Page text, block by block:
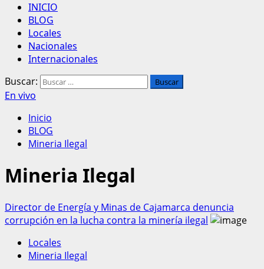
INICIO
BLOG
Locales
Nacionales
Internacionales
Buscar:
En vivo
Inicio
BLOG
Mineria Ilegal
Mineria Ilegal
Director de Energía y Minas de Cajamarca denuncia
corrupción en la lucha contra la minería ilegal
Locales
Mineria Ilegal